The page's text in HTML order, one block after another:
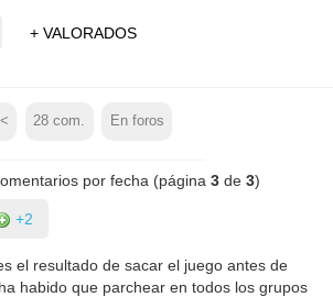
+ VALORADOS
< 28 com. En foros
por fecha (página 3de 3)
+2
el resultado de sacar el juego antes de
habido que parchear en todos los grupos